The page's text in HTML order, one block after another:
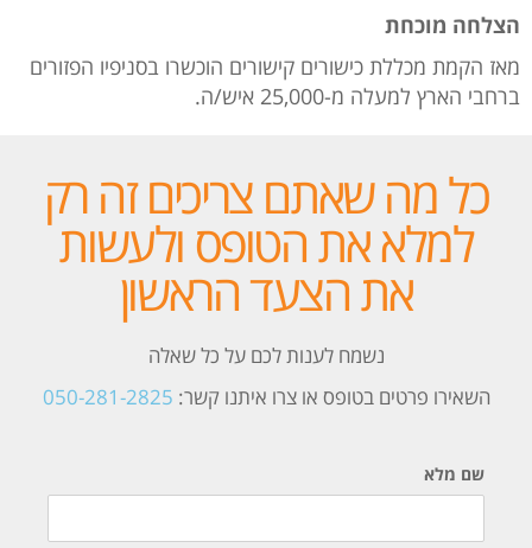
הצלחה מוכחת
מאז הקמת מכללת כישורים קישורים הוכשרו בסניפיו הפזורים
ברחבי הארץ למעלה מ-25,000 איש/ה.
כל מה שאתם צריכים זה רק
למלא את הטופס ולעשות
את הצעד הראשון
נשמח לענות לכם על כל שאלה
השאירו פרטים בטופס או צרו איתנו קשר: 050-281-2825
שם מלא